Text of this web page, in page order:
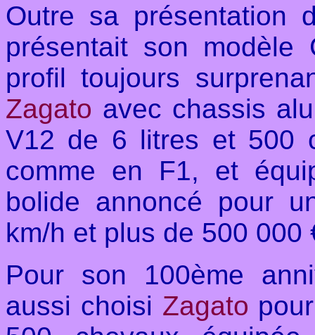
Outre sa présentation
présentait son
profil toujours
Zagato avec chassis
V12 de 6 litres et 500
comme en F1, et
bolide annoncé pour
km/h et plus de 500 000
Pour son 100ème
aussi choisi Zagato